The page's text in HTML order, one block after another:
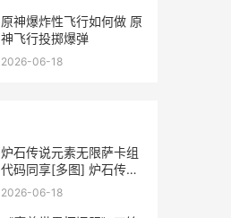
原神爆炸性飞行如何做 原
神飞行投掷爆弹
2026-06-18
炉石传说元素无限萨卡组
代码同享[多图] 炉石传说
元素法2021
2026-06-18